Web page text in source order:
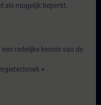
als mogelijk beperkt.
redelijke kennis van de
+